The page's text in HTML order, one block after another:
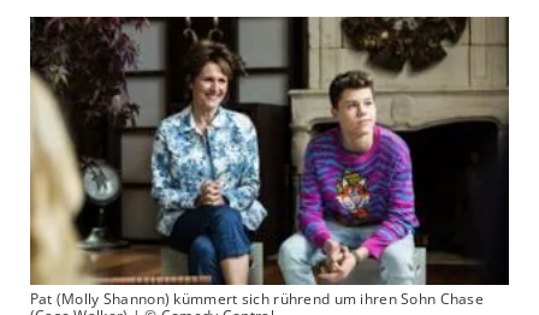
Pat (Molly Shannon) kümmert sich rührend um ihren Sohn Chase